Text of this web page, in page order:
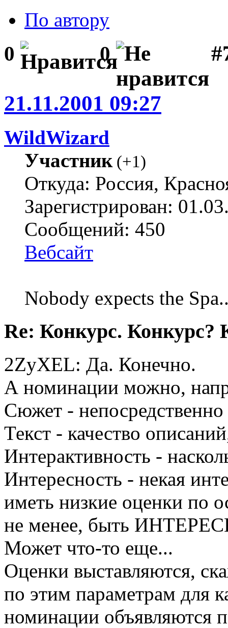
По автору
0 0
21.11.2001 09:27
WildWizard
Участник(+1)
Откуда: Россия,
Зарегистрирован:
Сообщений: 450
Вебсайт
Nobody expects the
Re: Конкурс. Конкурс?
2ZyXEL: Да. Конечно.
А номинации можно,
Сюжет -
Текст - качество
Интерактивность -
Интересность - некая
иметь низкие оценки по
не менее, быть
Может что-то еще...
Оценки выставляются,
по этим параметрам для
номинации объявляются